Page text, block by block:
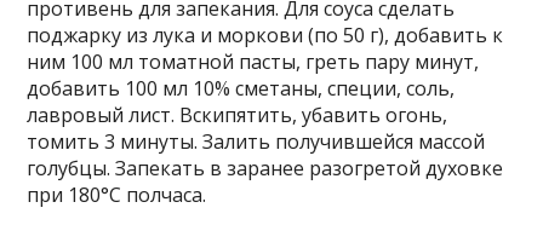
противень для запекания. Для соуса сделать
поджарку из лука и моркови (по 50 г), добавить к
ним 100 мл томатной пасты, греть пару минут,
добавить 100 мл 10% сметаны, специи, соль,
лавровый лист. Вскипятить, убавить огонь,
томить 3 минуты. Залить получившейся массой
голубцы. Запекать в заранее разогретой духовке
при 180°С полчаса.